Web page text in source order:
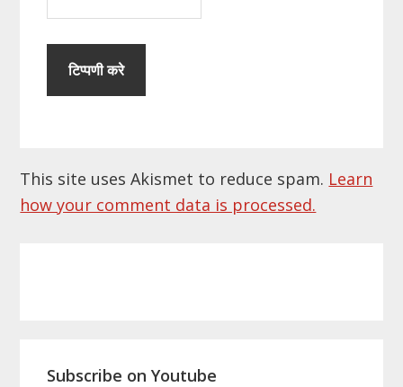
This site uses Akismet to reduce spam. Learn
how your comment data is processed.
Subscribe on Youtube